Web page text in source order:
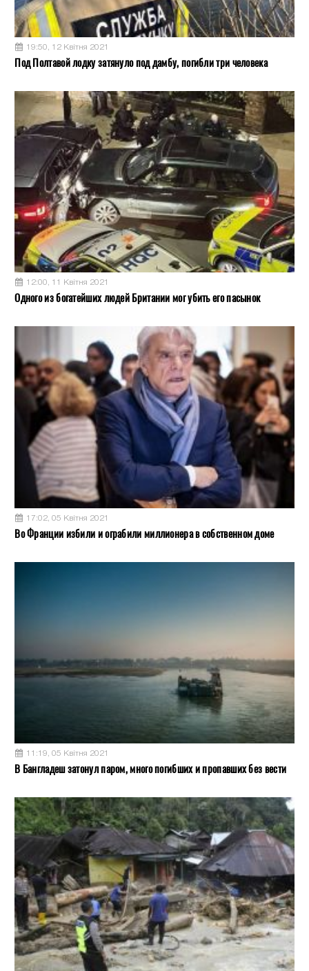
19:50, 12 Квітня 2021
Под Полтавой лодку затянуло под дамбу, погибли три человека
12:00, 11 Квітня 2021
Одного из богатейших людей Британии мог убить его пасынок
17:02, 05 Квітня 2021
Во Франции избили и ограбили миллионера в собственном доме
11:19, 05 Квітня 2021
В Бангладеш затонул паром, много погибших и пропавших без вести